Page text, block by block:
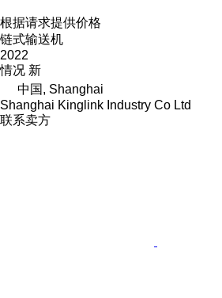
根据请求提供价格
链式输送机
2022
情况 新
中国, Shanghai
Shanghai Kinglink Industry Co Ltd
联系卖方